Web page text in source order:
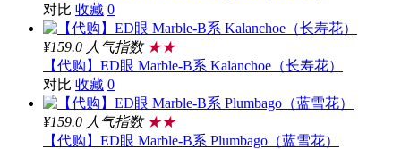
对比 收藏 0
¥159.0 人气指数 ★★
【代购】ED眼 Marble-B系 Kalanchoe（长寿花）
对比 收藏 0
¥159.0 人气指数 ★★
【代购】ED眼 Marble-B系 Plumbago（蓝雪花）